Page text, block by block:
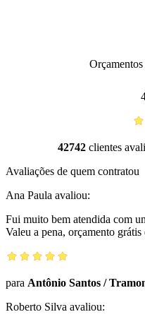
42742clientes
Avaliações de quem contratou
Ana Paula avaliou:
Fui muito bem atendida com
Valeu a pena, orçamento
para Antônio Santos /
Roberto Silva avaliou: